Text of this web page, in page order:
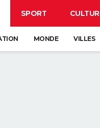
SPORT
MONDE VILLES